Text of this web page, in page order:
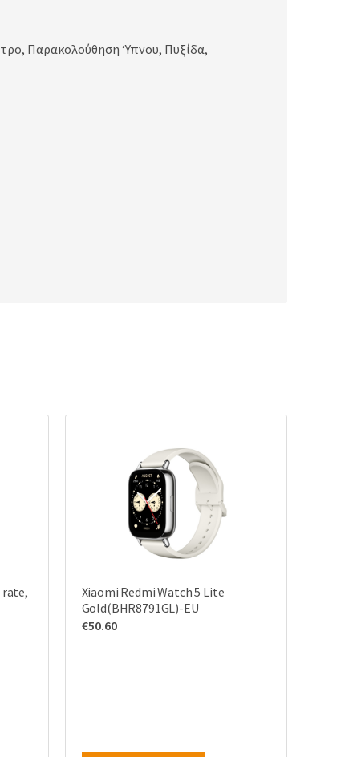
Παρακολούθηση ‘Υπνου, Πυξίδα,
rate,
Xiaomi Redmi Watch 5 Lite
Gold(BHR8791GL)-EU
€50.60